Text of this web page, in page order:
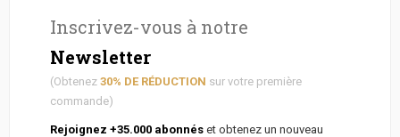
Inscrivez-vous à notre
Newsletter
(Obtenez 30% DE RÉDUCTION sur votre première
commande)
Rejoignez +35.000 abonnés et obtenez un nouveau